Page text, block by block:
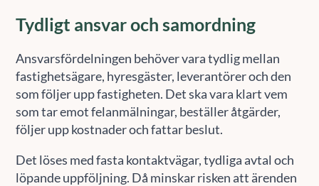
Tydligt ansvar och samordning
Ansvarsfördelningen behöver vara tydlig mellan
fastighetsägare, hyresgäster, leverantörer och den
som följer upp fastigheten. Det ska vara klart vem
som tar emot felanmälningar, beställer åtgärder,
följer upp kostnader och fattar beslut.
Det löses med fasta kontaktvägar, tydliga avtal och
löpande uppföljning. Då minskar risken att ärenden